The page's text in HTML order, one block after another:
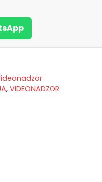
, VIDEONADZOR